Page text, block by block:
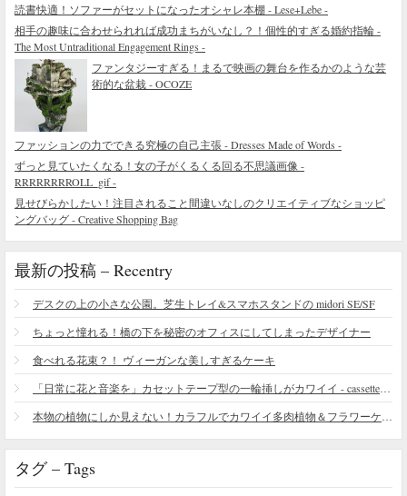
読書快適！ソファーがセットになったオシャレ本棚 - Lese+Lebe -
相手の趣味に合わせられれば成功まちがいなし？！個性的すぎる婚約指輪 -
The Most Untraditional Engagement Rings -
ファンタジーすぎる！まるで映画の舞台を作るかのような芸
術的な盆栽 - OCOZE
ファッションの力でできる究極の自己主張 - Dresses Made of Words -
ずっと見ていたくなる！女の子がくるくる回る不思議画像 -
RRRRRRRROLL_gif -
見せびらかしたい！注目されること間違いなしのクリエイティブなショッピ
ングバッグ - Creative Shopping Bag
最新の投稿 – Recentry
デスクの上の小さな公園。芝生トレイ&スマホスタンドの midori SE/SF
ちょっと憧れる！橋の下を秘密のオフィスにしてしまったデザイナー
食べれる花束？！ ヴィーガンな美しすぎるケーキ
タグ – Tags